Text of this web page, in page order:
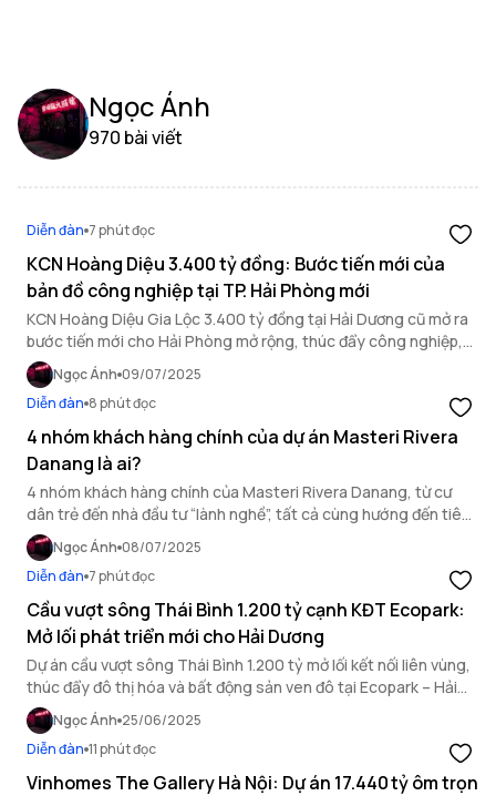
Ngọc Ánh
970 bài viết
Diễn đàn 7 phút đọc
KCN Hoàng Diệu 3.400 tỷ đồng: Bước tiến mới của
bản đồ công nghiệp tại TP. Hải Phòng mới
KCN Hoàng Diệu Gia Lộc 3.400 tỷ đồng tại Hải Dương cũ mở ra
bước tiến mới cho Hải Phòng mở rộng, thúc đẩy công nghiệp,
logistics và bất động sản khu vực.
Ngọc Ánh 09/07/2025
Diễn đàn 8 phút đọc
4 nhóm khách hàng chính của dự án Masteri Rivera
Danang là ai?
4 nhóm khách hàng chính của Masteri Rivera Danang, từ cư
dân trẻ đến nhà đầu tư “lành nghề”, tất cả cùng hướng đến tiêu
chuẩn sống mới tại Đà Nẵng.
Ngọc Ánh 08/07/2025
Diễn đàn 7 phút đọc
Cầu vượt sông Thái Bình 1.200 tỷ cạnh KĐT Ecopark:
Mở lối phát triển mới cho Hải Dương
Dự án cầu vượt sông Thái Bình 1.200 tỷ mở lối kết nối liên vùng,
thúc đẩy đô thị hóa và bất động sản ven đô tại Ecopark – Hải
Dương phát triển mạnh mẽ.
Ngọc Ánh 25/06/2025
Diễn đàn 11 phút đọc
Vinhomes The Gallery Hà Nội: Dự án 17.440 tỷ ôm trọn